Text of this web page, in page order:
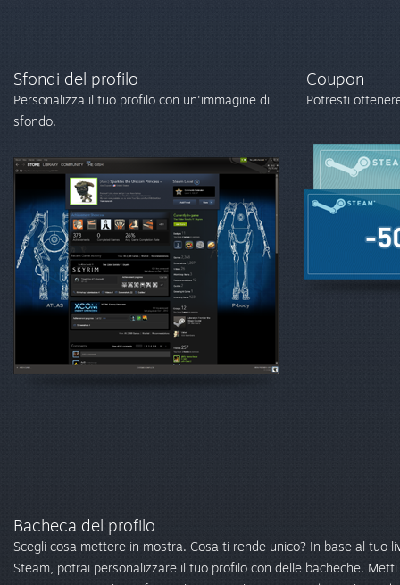
Sfondi del profilo
Personalizza il tuo profilo con un'immagine di
sfondo.
Coupon
Potresti
Bacheca del profilo
Scegli cosa mettere in mostra. Cosa ti rende unico? In base al tuo
Steam, potrai personalizzare il tuo profilo con delle bacheche. Metti